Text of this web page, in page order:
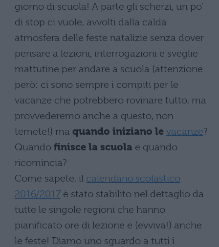
giorno di scuola! A parte gli scherzi, un po’
di stop ci vuole, avvolti dalla calda
atmosfera delle feste natalizie senza dover
pensare a lezioni, interrogazioni e sveglie
mattutine per andare a scuola (attenzione
però: ci sono sempre i compiti per le
vacanze che potrebbero rovinare tutto, ma
provvederemo anche a questo, non
temete!) ma quando iniziano le vacanze?
Quando finisce la scuola e quando
ricomincia?
Come sapete, il calendario scolastico
2016/2017è stato stabilito nel dettaglio da
tutte le singole regioni che hanno
pianificato ore di lezione e (evviva!) anche
le feste! Diamo uno sguardo a tutti i